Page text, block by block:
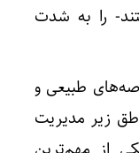
را به شدت
طبیعی و
مناطق زیر مدیریت